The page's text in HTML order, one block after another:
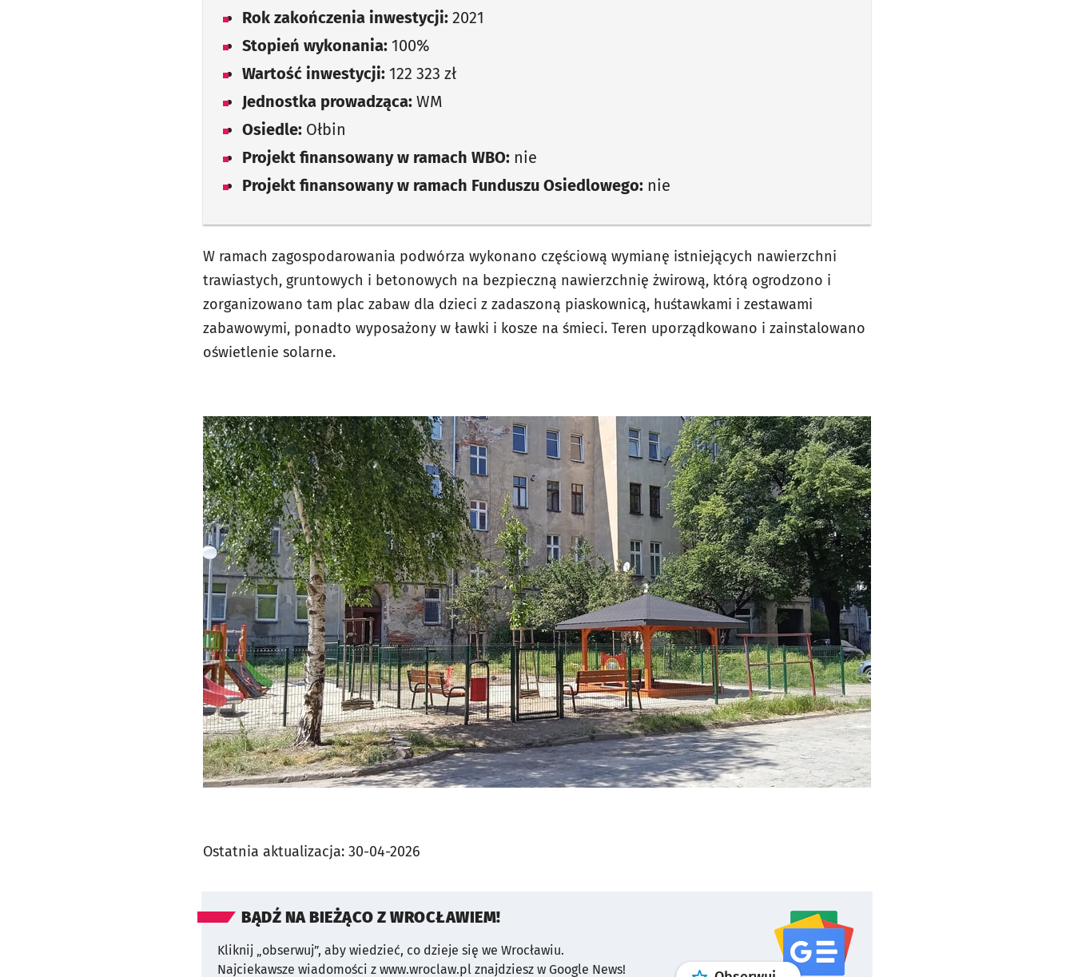
Rok zakończenia inwestycji: 2021
Stopień wykonania: 100%
Wartość inwestycji: 122 323 zł
Jednostka prowadząca: WM
Osiedle: Ołbin
Projekt finansowany w ramach WBO: nie
Projekt finansowany w ramach Funduszu Osiedlowego: nie
W ramach zagospodarowania podwórza wykonano częściową wymianę istniejących nawierzchni
trawiastych, gruntowych i betonowych na bezpieczną nawierzchnię żwirową, którą ogrodzono i
zorganizowano tam plac zabaw dla dzieci z zadaszoną piaskownicą, huśtawkami i zestawami
zabawowymi, ponadto wyposażony w ławki i kosze na śmieci. Teren uporządkowano i zainstalowano
oświetlenie solarne.
Ostatnia aktualizacja: 30-04-2026
BĄDŹ NA BIEŻĄCO Z WROCŁAWIEM!
Kliknij „obserwuj”, aby wiedzieć, co dzieje się we Wrocławiu.
Najciekawsze wiadomości z www.wroclaw.pl znajdziesz w Google News!